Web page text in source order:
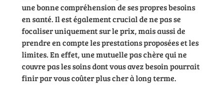
une bonne compréhension de ses propres besoins
en santé. Il est également crucial de ne pas se
focaliser uniquement sur le prix, mais aussi de
prendre en compte les prestations proposées et les
limites. En effet, une mutuelle pas chère qui ne
couvre pas les soins dont vous avez besoin pourrait
finir par vous coûter plus cher à long terme.